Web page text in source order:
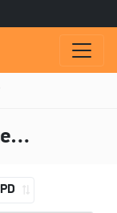
Пиво в стиле Rye Beer, Хмель: Bobek